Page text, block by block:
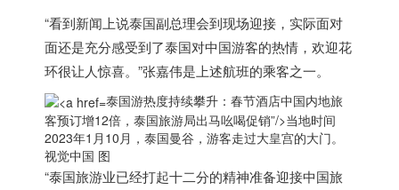
“看到新闻上说泰国副总理会到现场迎接，实际面对
面还是充分感受到了泰国对中国游客的热情，欢迎花
环很让人惊喜。”张嘉伟是上述航班的乘客之一。
泰国游热度持续攀升：春节酒店中国内地旅
客预订增12倍， 泰国旅游局出马吆喝促销”/>当地时间
2023年1月10月， 泰国曼谷，游客走过大皇宫的大门。
视觉中国 图
“泰国旅游业已经打起十二分的精神准备迎接中国旅